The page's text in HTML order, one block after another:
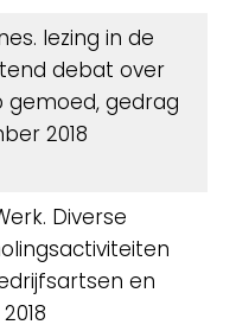
lezing in de
debat over
gedrag
2018
Diverse
en